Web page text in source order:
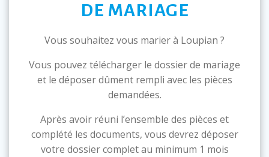
DE MARIAGE
Vous souhaitez vous marier à Loupian ?
Vous pouvez télécharger le dossier de mariage
et le déposer dûment rempli avec les pièces
demandées.
Après avoir réuni l’ensemble des pièces et
complété les documents, vous devrez déposer
votre dossier complet au minimum 1 mois